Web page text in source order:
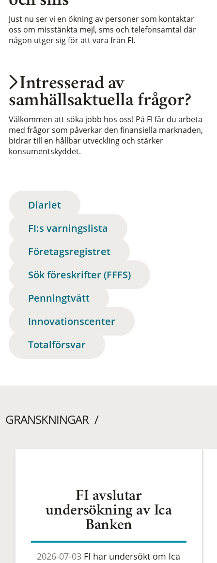
Intresserad av
samhällsaktuella frågor?
Välkommen att söka jobb hos oss! På FI får du arbeta
med frågor som påverkar den finansiella marknaden,
bidrar till en hållbar utveckling och stärker
konsumentskyddet.
Just nu ser vi en ökning av personer som kontaktar
oss om misstänkta mejl, sms och telefonsamtal där
någon utger sig för att vara från FI.
Diariet
FI:s varningslista
Företagsregistret
Sök föreskrifter (FFFS)
Penningtvätt
Innovationscenter
Totalförsvar
GRANSKNINGAR
FI avslutar
undersökning av Ica
Banken
2026-07-03 FI har undersökt om Ica